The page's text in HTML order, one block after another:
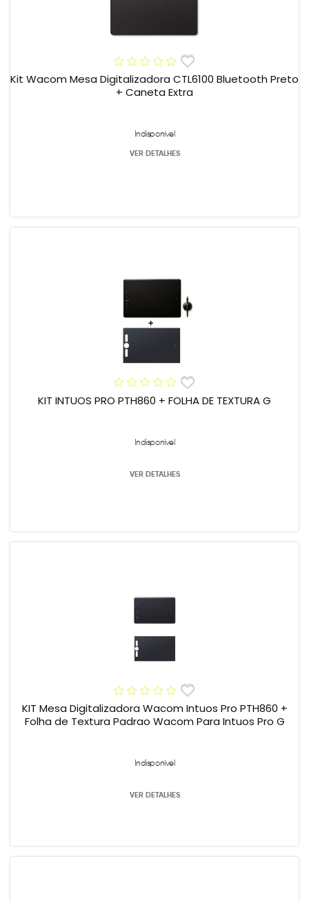
Kit Wacom Mesa Digitalizadora CTL6100 Bluetooth Preto
+ Caneta Extra
Indisponível
VER DETALHES
KIT INTUOS PRO PTH860 + FOLHA DE TEXTURA G
Indisponível
VER DETALHES
KIT Mesa Digitalizadora Wacom Intuos Pro PTH860 +
Folha de Textura Padrao Wacom Para Intuos Pro G
Indisponível
VER DETALHES